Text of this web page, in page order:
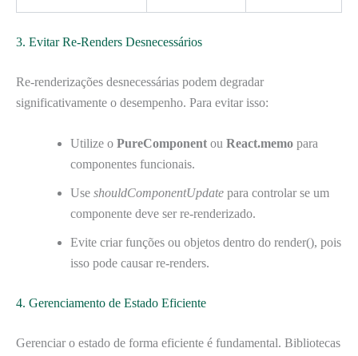
3. Evitar Re-Renders Desnecessários
Re-renderizações desnecessárias podem degradar
significativamente o desempenho. Para evitar isso:
Utilize o PureComponent ou React.memo para
componentes funcionais.
Use shouldComponentUpdate para controlar se um
componente deve ser re-renderizado.
Evite criar funções ou objetos dentro do render(), pois
isso pode causar re-renders.
4. Gerenciamento de Estado Eficiente
Gerenciar o estado de forma eficiente é fundamental. Bibliotecas